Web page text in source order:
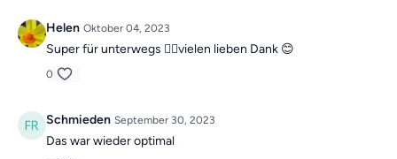
Helen Oktober 04, 2023
Super für unterwegs 🙋‍♀️vielen lieben Dank 😊
0
Schmieden September 30, 2023
Das war wieder optimal